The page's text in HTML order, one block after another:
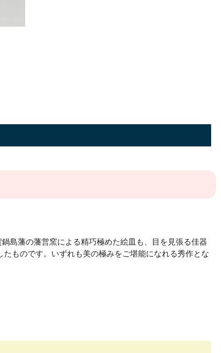
島藩の藩営窯による精巧極めた絵皿も、目を見張る佳器
ものです。いずれも美の極みをご堪能になれる秀作とな